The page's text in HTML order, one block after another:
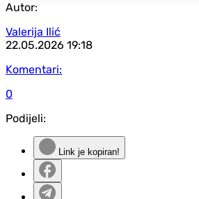
Autor:
Valerija Ilić
22.05.2026 19:18
Komentari:
0
Podijeli:
Link je kopiran!